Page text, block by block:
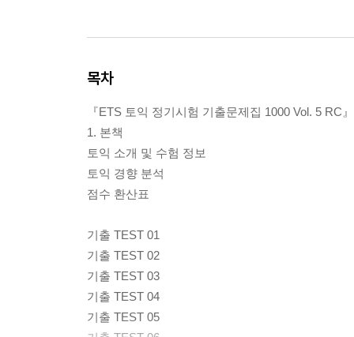
목차
『ETS 토익 정기시험 기출문제집 1000 Vol. 5 RC』
1. 본책
토익 소개 및 수험 정보
토익 경향 분석
점수 환산표
기출 TEST 01
기출 TEST 02
기출 TEST 03
기출 TEST 04
기출 TEST 05